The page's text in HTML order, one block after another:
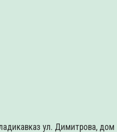
ул. Димитрова, дом